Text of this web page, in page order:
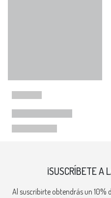
¡SUSCRÍBETE A
Al suscribirte obtendrás un 10%